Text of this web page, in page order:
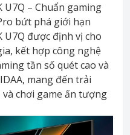
U7Q – Chuẩn gaming
bứt phá giới hạn
U7Q được định vị cho
kết hợp công nghệ
tần số quét cao và
mang đến trải
chơi game ấn tượng